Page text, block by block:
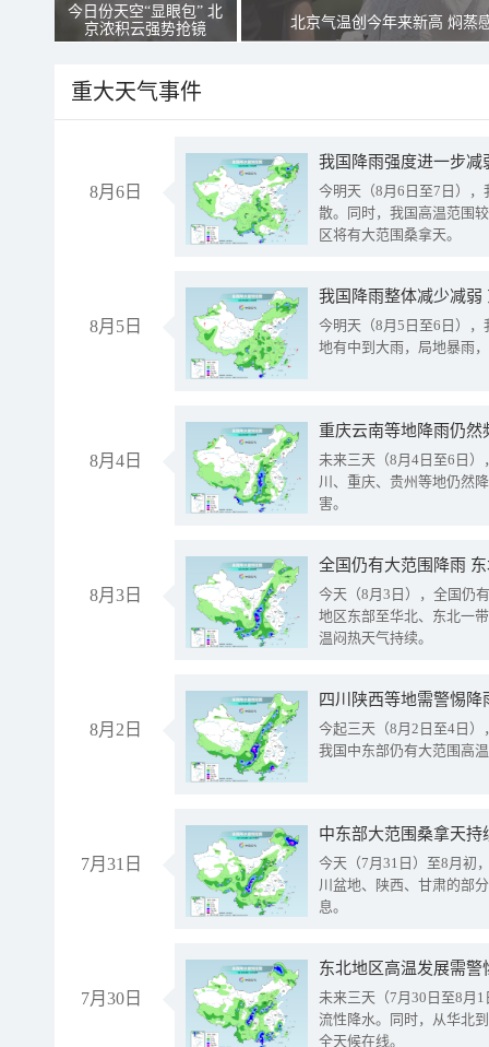
今日份天空“显眼包” 北
京浓积云强势抢镜
北京气温创今年来新高 焖蒸
重大天气事件
8月6日
今明天（8月6日至7日）
散。同时，我国高温范围
区将有大范围桑拿天。
8月5日
我国降雨整体减少减弱
今明天（8月5日至6日）
地有中到大雨，局地暴雨
8月4日
重庆云南等地降雨仍然
未来三天（8月4日至6日
川、重庆、贵州等地仍然
害。
8月3日
全国仍有大范围降雨
今天（8月3日），全国仍
地区东部至华北、东北一
温闷热天气持续。
8月2日
今起三天（8月2日至4日
我国中东部仍有大范围高
7月31日
中东部大范围桑拿天
今天（7月31日）至8月初
川盆地、陕西、甘肃的部
息。
7月30日
东北地区高温发展需
未来三天（7月30日至8月
流性降水。同时，从华北
全天候在线。